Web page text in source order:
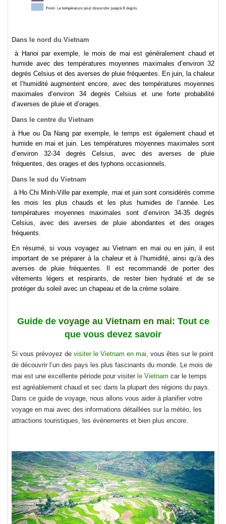
Dans le nord du Vietnam
à Hanoi par exemple, le mois de mai est généralement chaud et
humide avec des températures moyennes maximales d’environ 32
degrés Celsius et des averses de pluie fréquentes. En juin, la chaleur
et l’humidité augmentent encore, avec des températures moyennes
maximales d’environ 34 degrés Celsius et une forte probabilité
d’averses de pluie et d’orages.
Dans le centre du Vietnam
à Hue ou Da Nang par exemple, le temps est également chaud et
humide en mai et juin. Les températures moyennes maximales sont
d’environ 32-34 degrés Celsius, avec des averses de pluie
fréquentes, des orages et des typhons occasionnels.
Dans le sud du Vietnam
à Ho Chi Minh-Ville par exemple, mai et juin sont considérés comme
les mois les plus chauds et les plus humides de l’année. Les
températures moyennes maximales sont d’environ 34-35 degrés
Celsius, avec des averses de pluie abondantes et des orages
fréquents.
En résumé, si vousvoyagez au Vietnam en mai ou en juin, il est
important de se préparer à la chaleur et à l’humidité, ainsi qu’à des
averses de pluie fréquentes. Il est recommandé de porter des
vêtements légers et respirants, de rester bien hydraté et de se
protéger du soleil avec un chapeau et de la crème solaire.
Guide de voyage au Vietnam en mai: Tout ce
que vous devez savoir
Si vous prévoyez de visiter le Vietnam en mai, vous êtes sur le point
de découvrir l’un des pays les plus fascinants du monde. Le mois de
mai est une excellente période pour visiter le Vietnam car le temps
est agréablement chaud et sec dans la plupart des régions du pays.
Dans ce guide de voyage, nous allons vous aider à planifier votre
voyage en mai avec des informations détaillées sur la météo, les
attractions touristiques, les événements et bien plus encore.